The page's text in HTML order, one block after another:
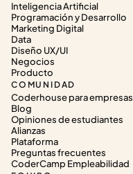
Inteligencia Artificial
Programación y Desarrollo
Marketing Digital
Data
Diseño UX/UI
Negocios
Producto
COMUNIDAD
Coderhouse para empresas
Blog
Opiniones de estudiantes
Alianzas
Plataforma
Preguntas frecuentes
CoderCamp Empleabilidad